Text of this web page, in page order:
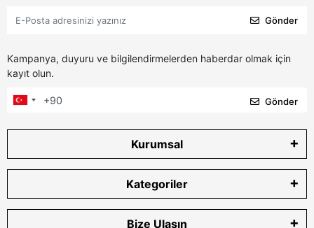
Gönder
Kampanya, duyuru ve bilgilendirmelerden haberdar olmak için
kayıt olun.
Gönder
Kurumsal
Kategoriler
Bize Ulaşın